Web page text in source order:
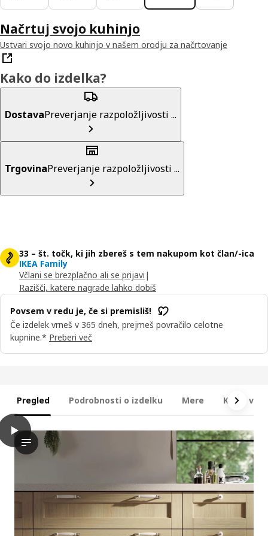
Načrtuj svojo kuhinjo
Ustvari svojo novo kuhinjo v našem orodju za načrtovanje
Kako do izdelka?
DostavaPreverjanje razpoložljivosti ...
TrgovinaPreverjanje razpoložljivosti ...
33 – št. točk, ki jih zbereš s tem nakupom kot član/-ica
IKEA Family
Včlani se brezplačno ali se prijavi |
Razišči, katere nagrade lahko dobiš
Povsem v redu je, če si premisliš!
Če izdelek vrneš v 365 dneh, prejmeš povračilo celotne
kupnine.* Preberi več
Pregled Podrobnosti o izdelku Mere Kaj je
play
Video prikazuje kuhinjski prizor z več osnovnimi omarami s
METOD Podstavna omarica s policami, bela/Forsbacka hrast,